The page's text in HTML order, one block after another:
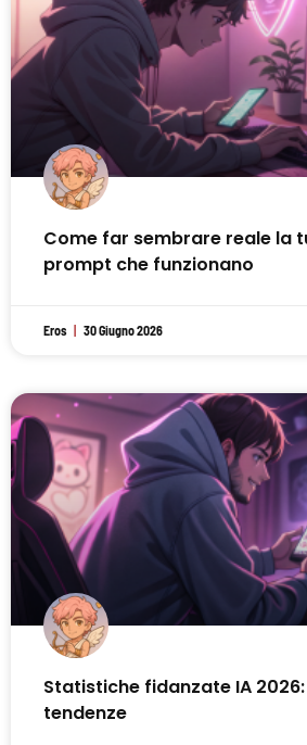
Come far sembrare reale la
prompt che funzionano
Eros 30 Giugno 2026
Statistiche fidanzate IA
tendenze